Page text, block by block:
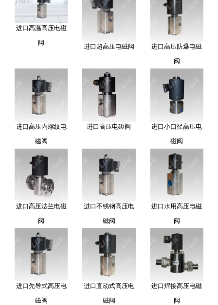
进口高温高压电磁
阀
进口超高压电磁阀
进口高压防爆电磁
阀
进口高压内螺纹电
磁阀
进口高压电磁阀
进口小口径高压电
磁阀
进口高压法兰电磁
阀
进口不锈钢高压电
磁阀
进口水用高压电磁
阀
进口先导式高压电
磁阀
进口直动式高压电
磁阀
进口焊接高压电磁
阀